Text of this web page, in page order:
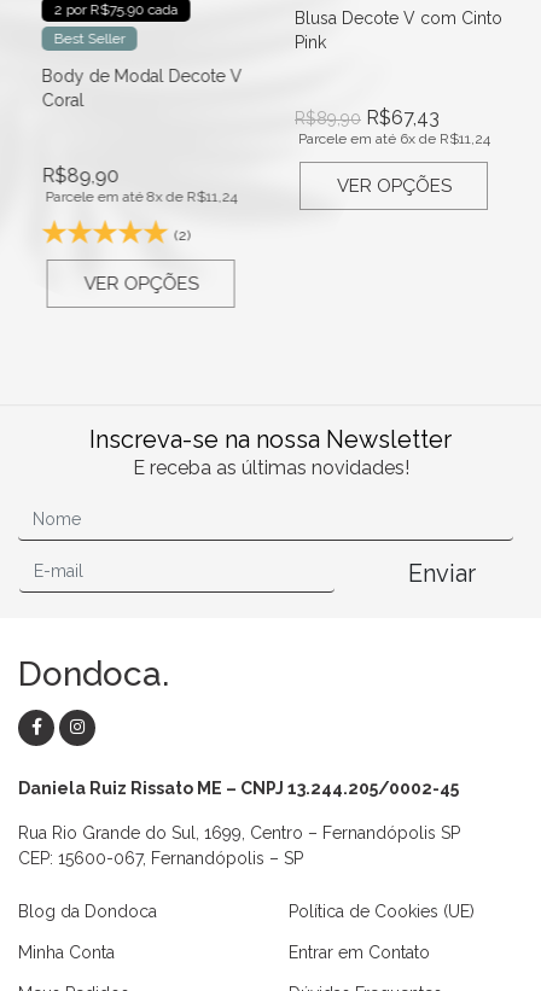
2 por R$75.90 cada
Best Seller
Body de Modal Decote V
Coral
R$89,90
Parcele em até 8x deR$11,24
(2)
VER OPÇÕES
Blusa Decote V com Cinto
Pink
R$89,90 R$67,43
Parcele em até 6x deR$11,24
VER OPÇÕES
Inscreva-se na nossa Newsletter
E receba as últimas novidades!
Enviar
Dondoca.
Daniela Ruiz Rissato ME – CNPJ 13.244.205/0002-45
Rua Rio Grande do Sul, 1699, Centro – Fernandópolis SP
CEP: 15600-067, Fernandópolis – SP
Blog da Dondoca
Minha Conta
Política de Cookies (UE)
Entrar em Contato